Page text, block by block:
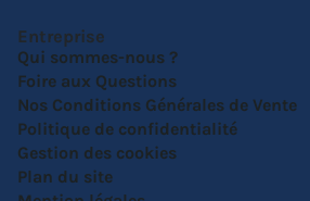
Entreprise
Qui sommes-nous ?
Foire aux Questions
Nos Conditions Générales de Vente
Politique de confidentialité
Gestion des cookies
Plan du site